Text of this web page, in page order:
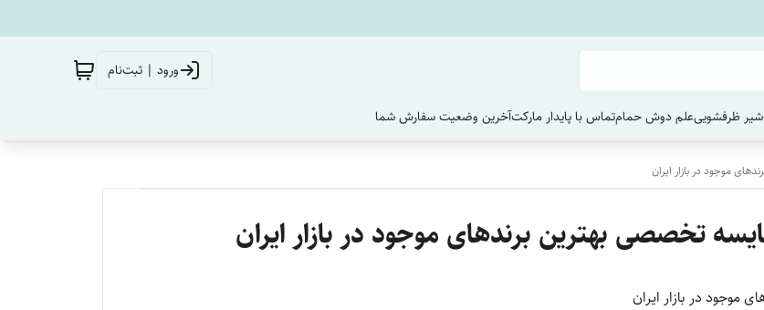
ورود | ثبت‌نام
شیر ظرفشوییعلم دوش حمامتماس با پایدار مارکتآخرین وضعیت سفارش‌ شما
موجود در بازار ایران
تخصصی بهترین برندهای موجود در بازار ایران
در بازار ایران